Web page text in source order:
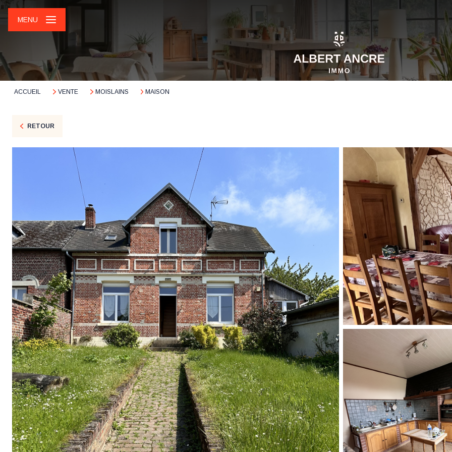
MENU
ACCUEIL VENTE MOISLAINS MAISON
RETOUR